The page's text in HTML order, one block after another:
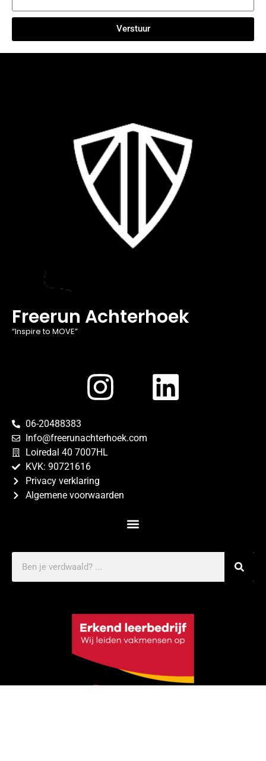
Verstuur
Freerun Achterhoek
“Inspire to MOVE”
06-20488383
Info@freerunachterhoek.com
Loiredal 40 7007HL
KVK: 90721616
Privacy verklaring
Algemene voorwaarden